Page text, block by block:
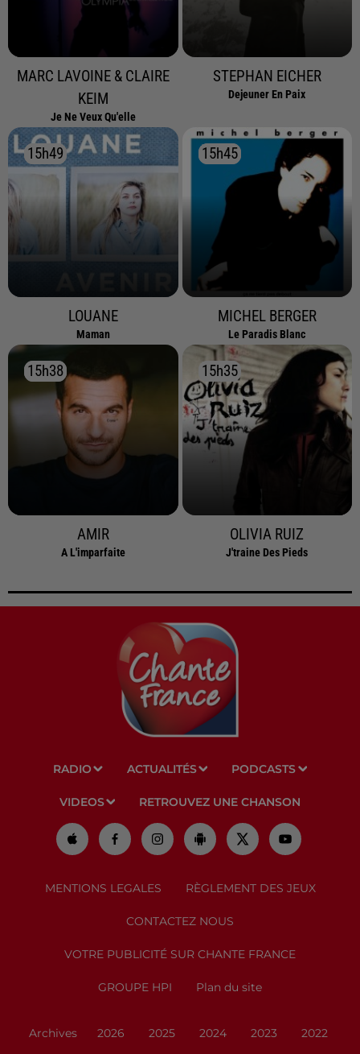
MARC LAVOINE & CLAIRE
KEIM
Je Ne Veux Qu'elle
STEPHAN EICHER
Dejeuner En Paix
15h49
15h49
LOUANE
Maman
15h45
15h45
MICHEL BERGER
Le Paradis Blanc
15h38
15h38
AMIR
A L'imparfaite
15h35
15h35
OLIVIA RUIZ
J'traine Des Pieds
RADIO ACTUALITÉS PODCASTS
VIDEOS RETROUVEZ UNE CHANSON
MENTIONS LEGALES RÈGLEMENT DES JEUX
CONTACTEZ NOUS
VOTRE PUBLICITÉ SUR CHANTE FRANCE
GROUPE HPI Plan du site
Archives 2026 2025 2024 2023 2022